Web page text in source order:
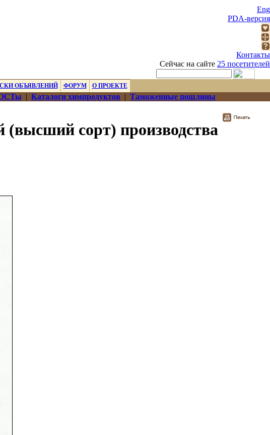
Eng
PDA-версия
Контакты
Сейчас на сайте 25 посетителей
ОБЪЯВЛЕНИЙ ФОРУМ О ПРОЕКТЕ
| Каталоги химпродуктов | Таможенные пошлины
(высший сорт) производства